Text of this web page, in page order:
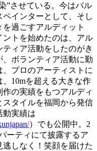
”させている。今はバル
インターとして、そし
過ごすアルディット
トを始めたのは、アル
ィア活動をしたのがき
ボランティア活動に勤
プロのアーティストに
10mを超える大きな作
の実績をもつアルディ
スタイルを福岡から発信
動実績は
）でも公開中。2
ーティにて披露するア
しなく！笑顔を届けた